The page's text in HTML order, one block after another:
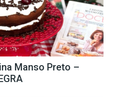
Manso Preto –